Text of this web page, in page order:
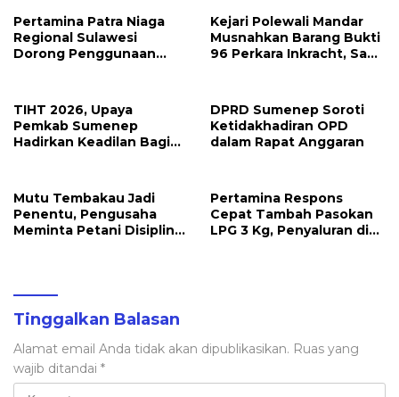
Pertamina Patra Niaga
Regional Sulawesi
Dorong Penggunaan
Energi Irigasi
Kejari Polewali Mandar
Musnahkan Barang Bukti
96 Perkara Inkracht, Sabu
TIHT 2026, Upaya
Pemkab Sumenep
Hadirkan Keadilan Bagi
DPRD Sumenep Soroti
Ketidakhadiran OPD
dalam Rapat Anggaran
Mutu Tembakau Jadi
Penentu, Pengusaha
Meminta Petani Disiplin
Pertamina Respons
Cepat Tambah Pasokan
LPG 3 Kg, Penyaluran di
Tinggalkan Balasan
Alamat email Anda tidak akan dipublikasikan. Ruas yang
wajib ditandai *